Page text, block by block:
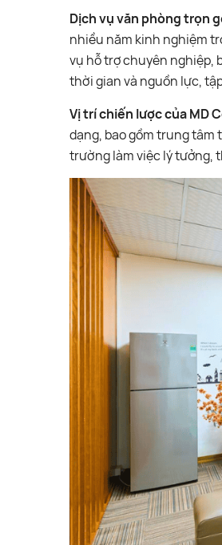
Dịch vụ văn phòng trọn
nhiều năm kinh nghiệm
vụ hỗ trợ chuyên nghiệp,
thời gian và nguồn lực,
Vị trí chiến lược của MD
dạng, bao gồm trung tâm
trường làm việc lý tưởng,